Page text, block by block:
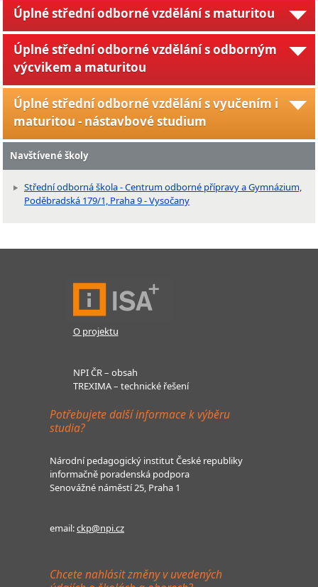
Úplné střední odborné vzdělání s maturitou
Úplné střední odborné vzdělání s odborným
výcvikem a maturitou
Úplné střední odborné vzdělání s vyučením i
maturitou - nástavbové studium
Navštívené školy
Střední odborná škola - Centrum odborné přípravy a Gymnázium,
Poděbradská 179/1, Praha 9 - Vysočany
O projektu
NPI ČR – obsah
TREXIMA – technické řešení
Potřebujete další informace k výběru
studia?
Národní pedagogický institut České republiky
informačně poradenská podpora
Senovážné náměstí 25, Praha 1
email:ckp@npi.cz
Chcete nahlásit změny v uvedených